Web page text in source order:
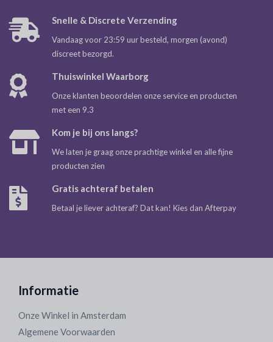
Snelle & Discrete Verzending
Vandaag voor 23:59 uur besteld, morgen (avond)
discreet bezorgd.
Thuiswinkel Waarborg
Onze klanten beoordelen onze service en producten
met een 9.3
Kom je bij ons langs?
We laten je graag onze prachtige winkel en alle fijne
producten zien
Gratis achteraf betalen
Betaal je liever achteraf? Dat kan! Kies dan Afterpay
Informatie
Onze Winkel in Amsterdam
Algemene Voorwaarden